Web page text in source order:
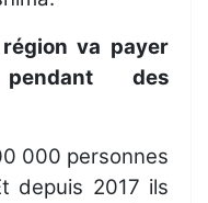
va payer
des
000 personnes
depuis 2017 ils